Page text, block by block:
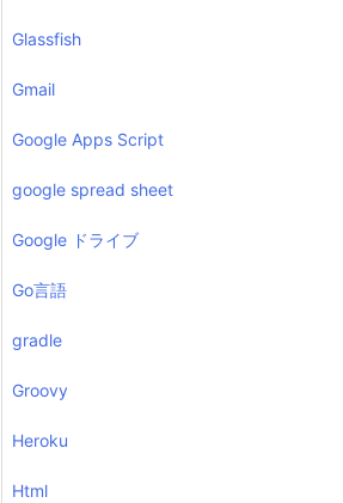
Glassfish
Gmail
Google Apps Script
google spread sheet
Google ドライブ
Go言語
gradle
Groovy
Heroku
Html